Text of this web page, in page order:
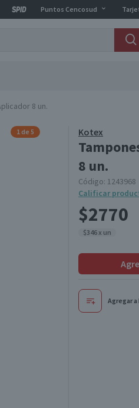
Puntos Cencosud
8 un.
Kotex
8 un.
Código: 1243968
Calificar
$2770
$346 x un
Agregar
1 de 5